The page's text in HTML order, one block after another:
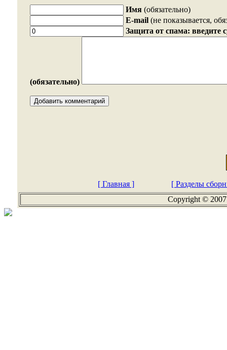
Имя (обязательно)
E-mail (не показывается,
Защита от спама: введите
(обязательно)
[ Главная ]
[ Разделы
Copyright ©